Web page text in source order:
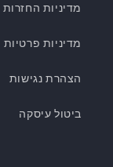
מדיניות החזרות
מדיניות פרטיות
הצהרת נגישות
ביטול עיסקה